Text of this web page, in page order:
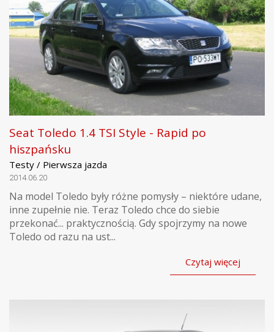
Seat Toledo 1.4 TSI Style - Rapid po
hiszpańsku
Testy / Pierwsza jazda
2014.06.20
Na model Toledo były różne pomysły – niektóre udane,
inne zupełnie nie. Teraz Toledo chce do siebie
przekonać... praktycznością. Gdy spojrzymy na nowe
Toledo od razu na ust...
Czytaj więcej